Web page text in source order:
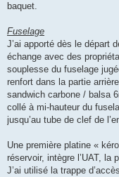
baquet.
Fuselage
J’ai apporté dès le départ
échange avec des
souplesse du fuselage
renfort dans la partie
sandwich carbone / balsa
collé à mi-hauteur du
jusqu’au tube de clef de
Une première platine «
réservoir, intègre l’UAT, la
J’ai utilisé la trappe